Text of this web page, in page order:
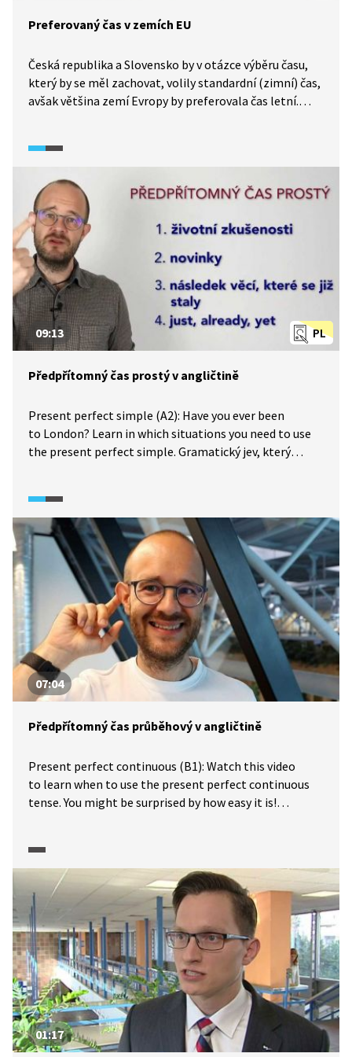
Preferovaný čas v zemích EU
Česká republika a Slovensko by v otázce výběru času,
který by se měl zachovat, volily standardní (zimní) čas,
avšak většina zemí Evropy by preferovala čas letní.
nebo nikdy nebyl zaveden.
PL
09:13
Předpřítomný čas prostý v angličtině
Present perfect simple (A2): Have you ever been
to London? Learn in which situations you need to use
the present perfect simple. Gramatický jev, který
07:04
Předpřítomný čas průběhový v angličtině
Present perfect continuous (B1): Watch this video
to learn when to use the present perfect continuous
tense. You might be surprised by how easy it is!
překvapeni, jak je to snadné!
01:17